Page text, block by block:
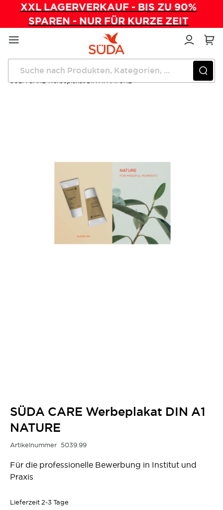
XXL LAGERVERKAUF - BIS ZU 90%
SPAREN - NUR FÜR KURZE ZEIT
Direkt
zum
Inhalt
Startseite
Verwaltung
SÜDA CARE Werbeplakat DIN A1 NATURE
SÜDA CARE Werbeplakat DIN A1
NATURE
Artikelnummer 5039.99
Für die professionelle Bewerbung in Institut und
Praxis
Lieferzeit 2-3 Tage